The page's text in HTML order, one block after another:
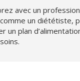
avec un
un diététiste,
un plan